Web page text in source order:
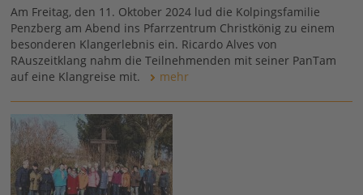
Am Freitag, den 11. Oktober 2024 lud die Kolpingsfamilie
Penzberg am Abend ins Pfarrzentrum Christkönig zu einem
besonderen Klangerlebnis ein. Ricardo Alves von
RAuszeitklang nahm die Teilnehmenden mit seiner PanTam
auf eine Klangreise mit.
mehr